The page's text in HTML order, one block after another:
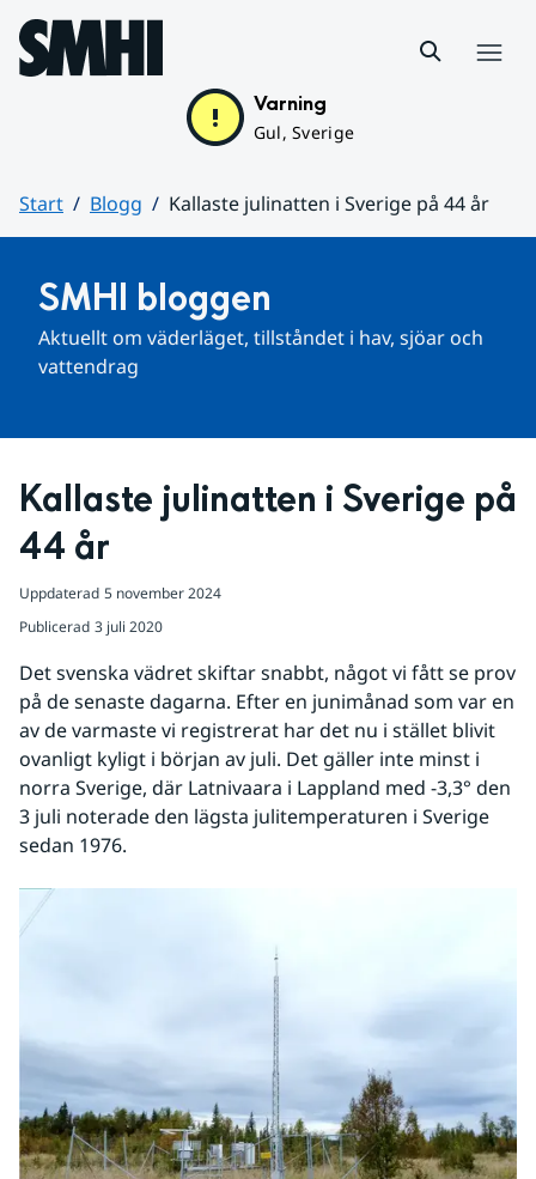
Hoppa till sidans innehåll
Varning
Gul, Sverige
Start Blogg
Kallaste julinatten i Sverige på 44 år
SMHI bloggen
Aktuellt om väderläget, tillståndet i hav, sjöar och
vattendrag
Kallaste julinatten i Sverige på
44 år
Uppdaterad 5 november 2024
Publicerad 3 juli 2020
Det svenska vädret skiftar snabbt, något vi fått se prov
på de senaste dagarna. Efter en junimånad som var en
av de varmaste vi registrerat har det nu i stället blivit
ovanligt kyligt i början av juli. Det gäller inte minst i
norra Sverige, där Latnivaara i Lappland med -3,3° den
3 juli noterade den lägsta julitemperaturen i Sverige
sedan 1976.